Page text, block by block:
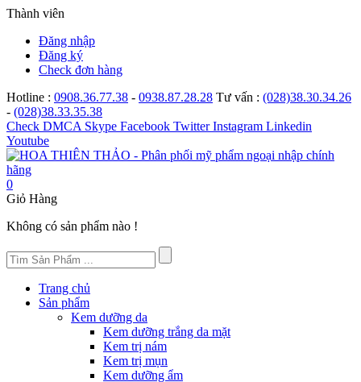
Thành viên
Đăng nhập
Đăng ký
Check đơn hàng
Hotline : 0908.36.77.38 - 0938.87.28.28 Tư vấn : (028)38.30.34.26
- (028)38.33.35.38
Check DMCA Skype Facebook Twitter Instagram Linkedin
Youtube
0
Giỏ Hàng
Không có sản phẩm nào !
Trang chủ
Sản phẩm
Kem dưỡng da
Kem dưỡng trắng da mặt
Kem trị nám
Kem trị mụn
Kem dưỡng ẩm